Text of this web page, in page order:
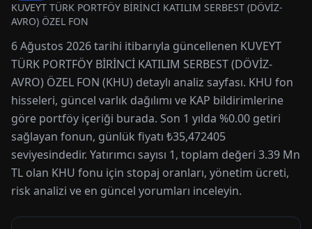
KUVEYT TÜRK PORTFÖY BİRİNCİ KATILIM SERBEST (DÖVİZ-
AVRO) ÖZEL FON
6 Ağustos 2026 tarihi itibarıyla güncellenen KUVEYT
TÜRK PORTFÖY BİRİNCİ KATILIM SERBEST (DÖVİZ-
AVRO) ÖZEL FON (KHU) detaylı analiz sayfası. KHU fon
hisseleri, güncel varlık dağılımı ve KAP bildirimlerine
göre portföy içeriği burada. Son 1 yılda %0.00 getiri
sağlayan fonun, günlük fiyatı ₺35,472405
seviyesindedir. Yatırımcı sayısı 1, toplam değeri 3.39 Mn
TL olan KHU fonu için stopaj oranları, yönetim ücreti,
risk analizi ve en güncel yorumları inceleyin.